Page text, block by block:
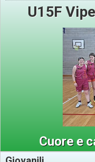
U15F
Cuore e